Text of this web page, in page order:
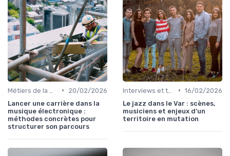
•
20/02/2026
Lancer une carrière dans la
musique électronique :
méthodes concrètes pour
structurer son parcours
• 16/02/2026
Le jazz dans le Var : scènes,
musiciens et enjeux d’un
territoire en mutation